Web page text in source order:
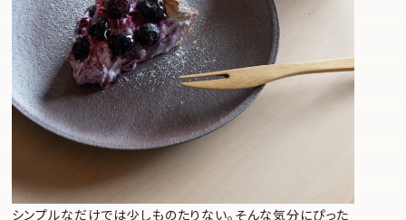
シンプルなだけでは少しものたりない。そんな気分にぴった